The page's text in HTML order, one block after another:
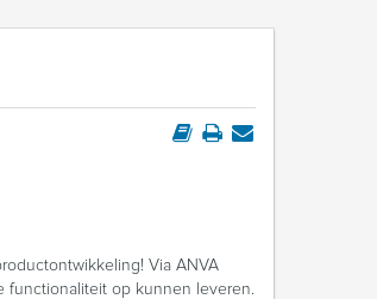
Via ANVA
functionaliteit op kunnen leveren.